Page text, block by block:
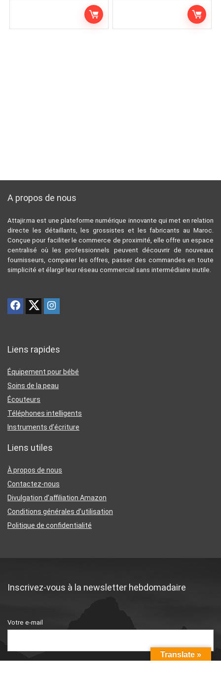
A propos de nous
Attajir.ma est une plateforme numérique innovante qui met en relation
directe les détaillants, les grossistes et les fabricants au Maroc.
Conçue pour faciliter le commerce de proximité, elle offre un espace
centralisé où les professionnels peuvent découvrir de nouveaux
fournisseurs, comparer les offres, passer des commandes en toute
simplicité et élargir leur réseau commercial sans intermédiaire inutile.
Liens rapides
Équipement pour bébé
Soins de la peau
Écouteurs
Téléphones intelligents
Instruments d’écriture
Liens utiles
À propos de nous
Contactez-nous
Divulgation d’affiliation Amazon
Conditions générales d’utilisation
Politique de confidentialité
Inscrivez-vous à la newsletter hebdomadaire
Votre e-mail
Translate »